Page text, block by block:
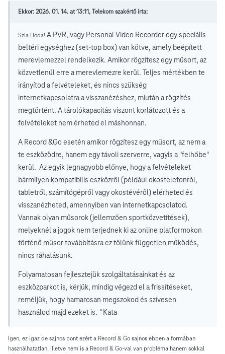
Ekkor: 2026. 01. 14. at 13:11, Telekom szakértő írta:
Szia Hoda! A PVR, vagy Personal Video Recorderegy speciális
beltéri egységhez (set-top box) van kötve, amely beépített
merevlemezzel rendelkezik. Amikor rögzítesz egy műsort, az
közvetlenül erre a merevlemezre kerül. Teljes mértékben te
irányítod a felvételeket, és nincs szükség
internetkapcsolatra a visszanézéshez, miután a rögzítés
megtörtént. A tárolókapacitás viszont korlátozott és a
felvételeket nem érheted el máshonnan.
A Record &Go esetén amikor rögzítesz egy műsort, az nem a
te eszközödre, hanem egy távoli szerverre, vagyis a "felhőbe"
kerül. Az egyik legnagyobb előnye, hogy a felvételeket
bármilyen kompatibilis eszközről (például okostelefonról,
tabletről, számítógépről vagy okostévéről) elérheted és
visszanézheted, amennyiben van internetkapcsolatod.
Vannak olyan műsorok (jellemzően sportközvetítések),
melyeknél a jogok nem terjednek ki az online platformokon
történő műsor továbbításra ez tőlünk független működés,
nincs ráhatásunk.
Folyamatosan fejlesztejük szolgáltatásainkat és az
eszközparkot is, kérjük, mindig végezd el a frissítéseket,
reméljük, hogy hamarosan megszokod és szívesen
használod majd ezeket is. ^Kata
Igen, ez igaz de sajnos pont ezért a Record & Go sajnos ebben a formában
használhatatlan. Illetve nem is a Record & Go-val van probléma hanem sokkal